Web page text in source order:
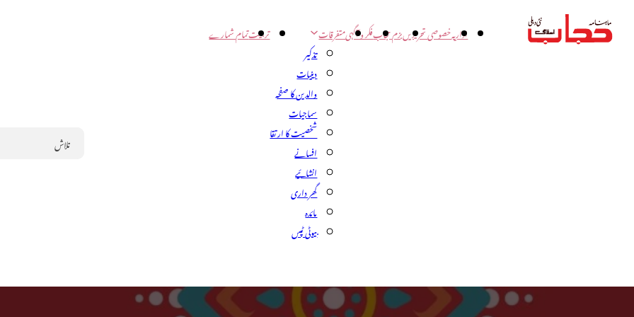
اداریہخصوصی تحریریںبزم حجابفکر و آگہیمتفرقات
تذکیر
دینیات
والدین کا صفحہ
سماجیات
شخصیت کا ارتقا
افسانے
انشائیے
گھر داری
مائدہ
بیوٹی ٹپس
تربیتتمام شمارے
Search